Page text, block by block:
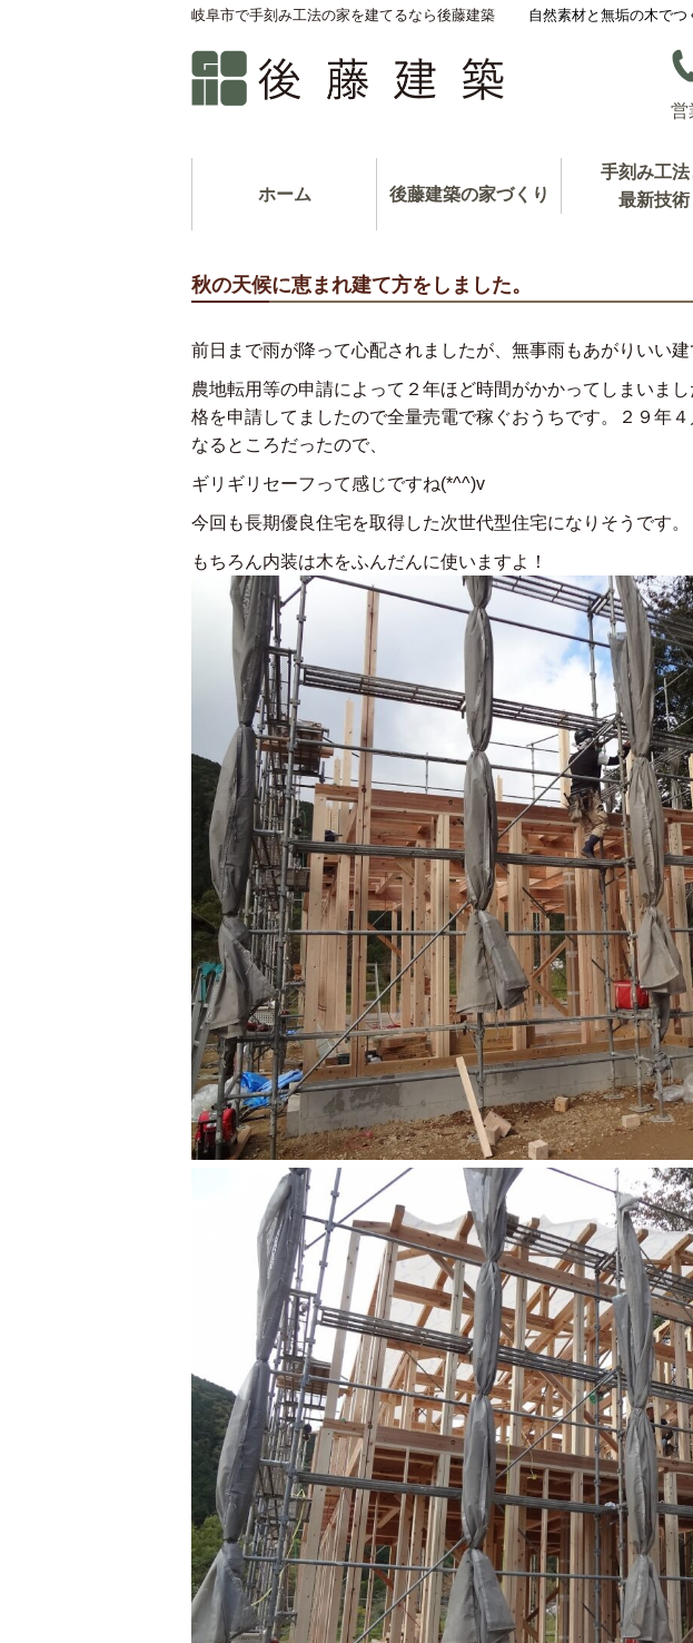
岐阜市で手刻み工法の家を建てるなら後藤建築 自然素材と無垢の木でつ
営
ホーム 後藤建築の家づくり
手刻み工法
最新技術
秋の天候に恵まれ建て方をしました。
前日まで雨が降って心配されましたが、無事雨もあがりいい建
農地転用等の申請によって２年ほど時間がかかってしまいま
格を申請してましたので全量売電で稼ぐおうちです。２９年
なるところだったので、
ギリギリセーフって感じですね(*^^)v
今回も長期優良住宅を取得した次世代型住宅になりそうです。
もちろん内装は木をふんだんに使いますよ！